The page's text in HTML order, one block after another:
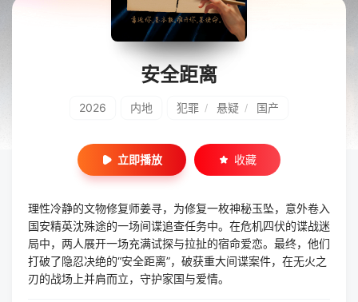
安全距离
2026 内地 犯罪 / 悬疑 / 国产
立即播放 收藏
理性冷静的文物修复师姜寻，为修复一枚神秘玉坠，意外卷入
国安精英沈殊途的一场间谍追查任务中。在危机四伏的谍战迷
局中，两人展开一场充满试探与拉扯的宿命爱恋。最终，他们
打破了隐忍决绝的“安全距离”，破获重大间谍案件，在无火之
刃的战场上并肩而立，守护家国与爱情。